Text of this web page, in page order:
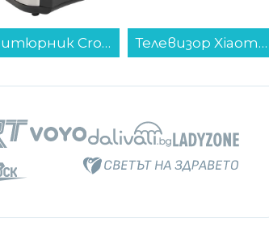
Телевизор Xiaomi A Pro 55 2026 / ELA5974EU , 138 см, 3840x2160 UHD-4K , 55 inch, Android , QLED ... Рутер Wi-Fi TP-Link Archer BE230...